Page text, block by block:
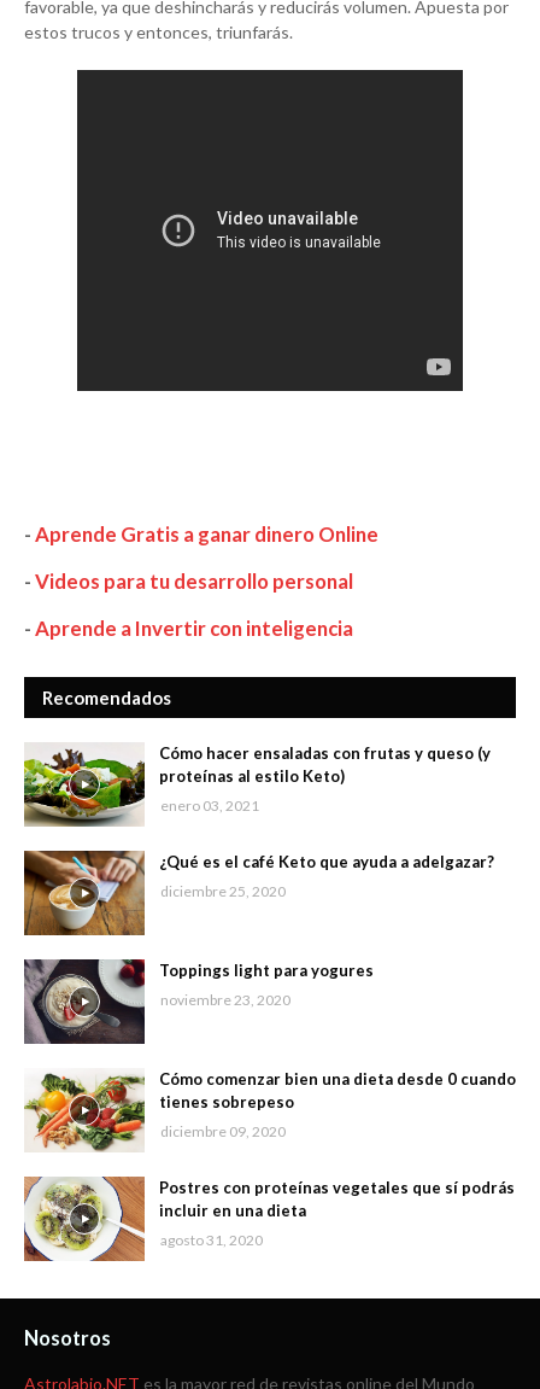
favorable, ya que deshincharás y reducirás volumen. Apuesta por
estos trucos y entonces, triunfarás.
-Aprende Gratis a ganar dinero Online
-Videos para tu desarrollo personal
-Aprende a Invertir con inteligencia
Recomendados
Cómo hacer ensaladas con frutas y queso (y
proteínas al estilo Keto)
enero 03, 2021
¿Qué es el café Keto que ayuda a adelgazar?
diciembre 25, 2020
Toppings light para yogures
noviembre 23, 2020
Cómo comenzar bien una dieta desde 0 cuando
tienes sobrepeso
diciembre 09, 2020
Postres con proteínas vegetales que sí podrás
incluir en una dieta
agosto 31, 2020
Nosotros
Astrolabio.NET es la mayor red de revistas online del Mundo